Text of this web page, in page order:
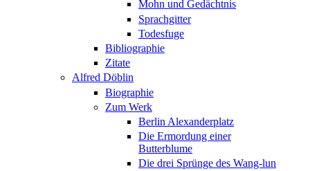
Mohn und Gedächtnis
Sprachgitter
Todesfuge
Bibliographie
Zitate
Alfred Döblin
Biographie
Zum Werk
Berlin Alexanderplatz
Die Ermordung einer
Butterblume
Die drei Sprünge des Wang-lun